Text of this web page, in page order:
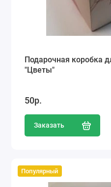
Подарочная коробка
"Цветы"
50р.
Заказать
Популярный